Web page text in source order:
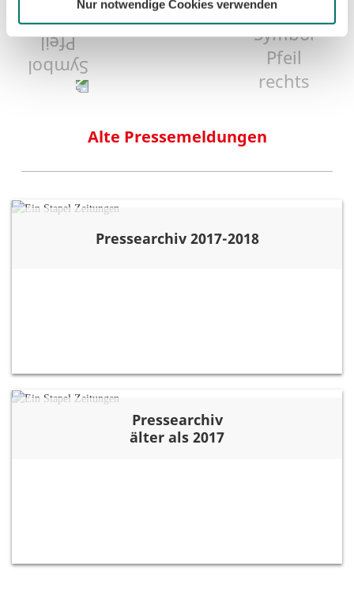
Nur notwendige Cookies verwenden
1 6 7 8 38
Alte Pressemeldungen
Pressearchiv 2017-2018
Pressearchiv
älter als 2017